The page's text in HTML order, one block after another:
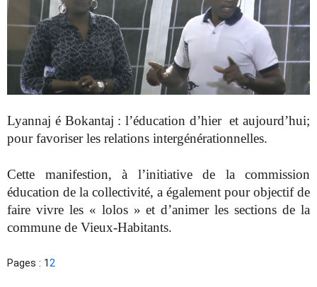
Lyannaj é Bokantaj : l’éducation d’hier et aujourd’hui;
pour favoriser les relations intergénérationnelles.
Cette manifestion, à l’initiative de la commission
éducation de la collectivité, a également pour objectif de
faire vivre les « lolos » et d’animer les sections de la
commune de Vieux-Habitants.
Pages : 12